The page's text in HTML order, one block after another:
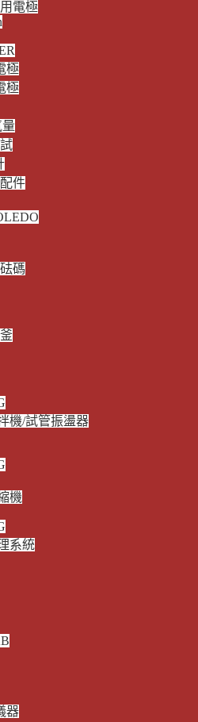
電極
極
極
件
碼
機/試管振盪器
機
系統
器